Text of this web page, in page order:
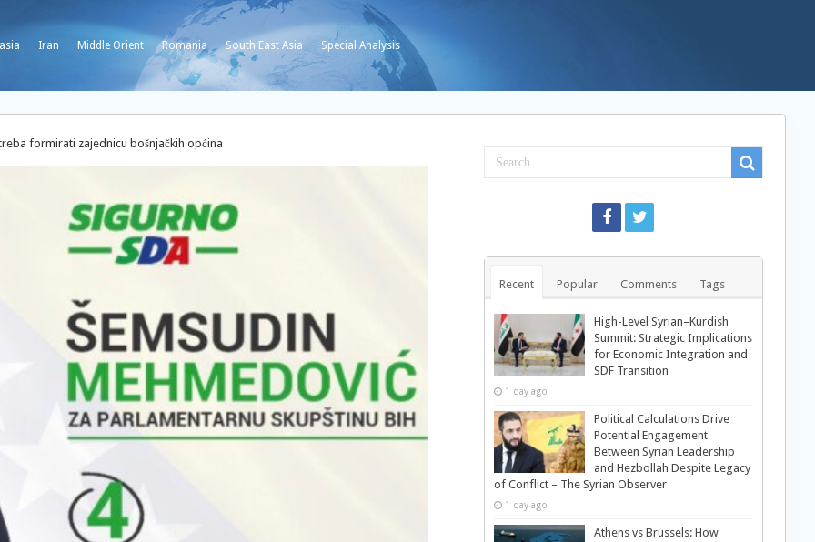
Iran Middle Orient Romania South East Asia Special Analysis
formirati zajednicu bošnjačkih općina
Recent Popular Comments Tags
High-Level Syrian–Kurdish
Summit: Strategic Implications
for Economic Integration and
SDF Transition
1 day ago
Political Calculations Drive
Potential Engagement
Between Syrian Leadership
and Hezbollah Despite Legacy
of Conflict – The Syrian Observer
1 day ago
Athens vs Brussels: How